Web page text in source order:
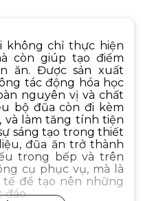
không chỉ thực hiện
còn giúp tạo điểm
ăn. Được sản xuất
tác động hóa học
nguyên vị và chất
bộ đũa còn đi kèm
và làm tăng tính tiện
sáng tạo trong thiết
đũa ăn trở thành
trong bếp và trên
cụ phục vụ, mà là
để tạo nên những
đáo.